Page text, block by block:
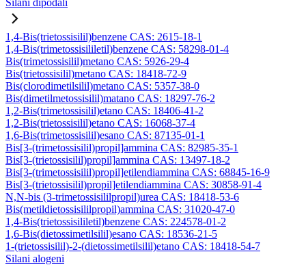
Silani dipodali
1,4-Bis(trietossisilil)benzene CAS: 2615-18-1
1,4-Bis(trimetossisililetil)benzene CAS: 58298-01-4
Bis(trimetossisilil)metano CAS: 5926-29-4
Bis(trietossisilil)metano CAS: 18418-72-9
Bis(clorodimetilsilil)metano CAS: 5357-38-0
Bis(dimetilmetossisilil)matano CAS: 18297-76-2
1,2-Bis(trimetossisilil)etano CAS: 18406-41-2
1,2-Bis(trietossisilil)etano CAS: 16068-37-4
1,6-Bis(trimetossisilil)esano CAS: 87135-01-1
Bis[3-(trimetossisilil)propil]ammina CAS: 82985-35-1
Bis[3-(trietossisilil)propil]ammina CAS: 13497-18-2
Bis[3-(trimetossisilil)propil]etilendiammina CAS: 68845-16-9
Bis[3-(trietossisilil)propil]etilendiammina CAS: 30858-91-4
N,N-bis (3-trimetossisililpropil)urea CAS: 18418-53-6
Bis(metildietossisililpropil)ammina CAS: 31020-47-0
1,4-Bis(trietossisililetil)benzene CAS: 224578-01-2
1,6-Bis(dietossimetilsilil)esano CAS: 18536-21-5
1-(trietossisilil)-2-(dietossimetilsilil)etano CAS: 18418-54-7
Silani alogeni